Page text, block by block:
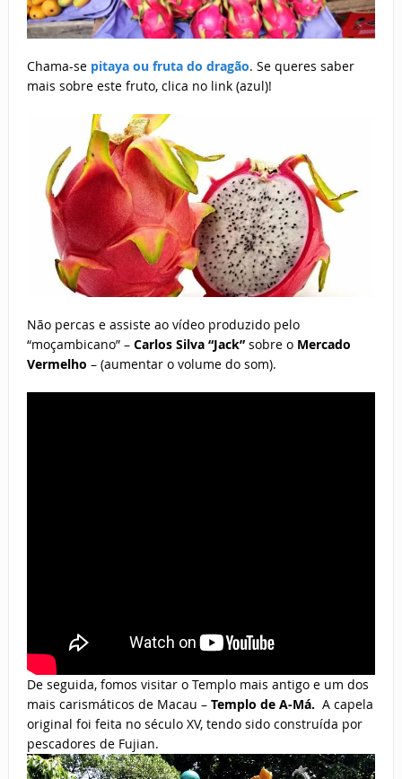
Chama-se pitaya ou fruta do dragão. Se queres saber
mais sobre este fruto, clica no link (azul)!
Não percas e assiste ao vídeo produzido pelo
“moçambicano” –Carlos Silva “Jack” sobre oMercado
Vermelho – (aumentar o volume do som).
De seguida, fomos visitar o Templo mais antigo e um dos
mais carismáticos de Macau – Templo de A-Má. A capela
original foi feita no século XV, tendo sido construída por
pescadores de Fujian.